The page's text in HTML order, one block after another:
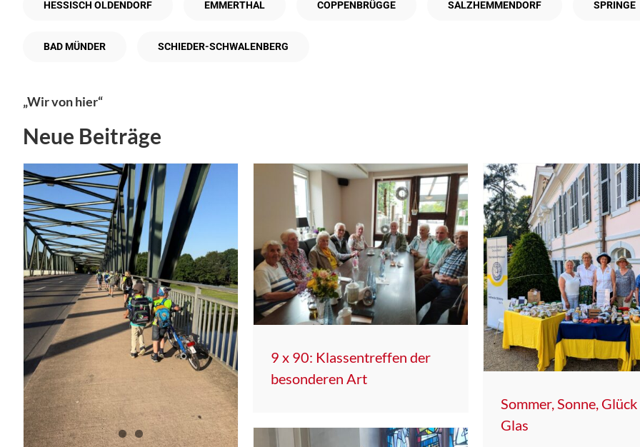
HESSISCH OLDENDORF EMMERTHAL COPPENBRÜGGE SALZHEMMENDORF SPRINGE
BAD MÜNDER SCHIEDER-SCHWALENBERG
„Wir von hier“
Neue Beiträge
9 x 90: Klassentreffen der
besonderen Art
Sommer, Sonne,
Glas